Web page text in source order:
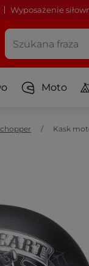
Wyposażenie
Moto
Kask